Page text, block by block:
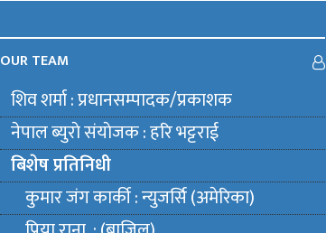
OUR TEAM
शिव शर्मा : प्रधानसम्पादक/प्रकाशक
नेपाल ब्युराे संयाेजक : हरि भट्टराई
बिशेष प्रतिनिधी
कुमार जंग कार्की : न्युजर्सि (अमेरिका)